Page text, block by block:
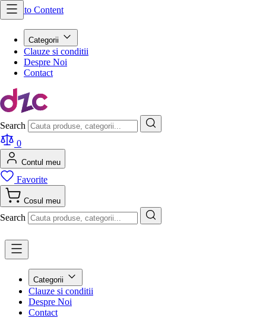
Skip to Content
Categorii
Clauze si conditii
Despre Noi
Contact
Search
0
Contul meu
Favorite
Cosul meu
Search
Categorii
Clauze si conditii
Despre Noi
Contact